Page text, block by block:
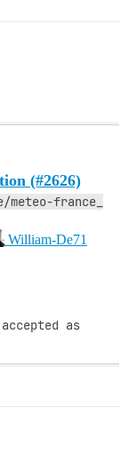
(#2626)
france_
William-De71
as